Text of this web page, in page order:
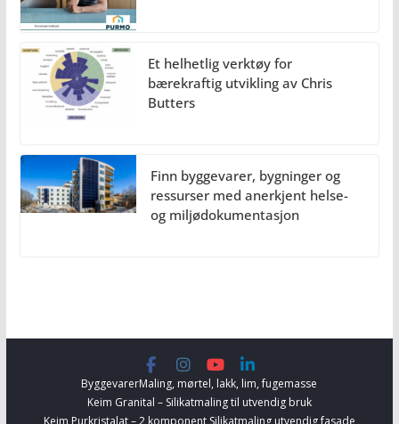
Et helhetlig verktøy for
bærekraftig utvikling av Chris
Butters
Finn byggevarer, bygninger og
ressurser med anerkjent helse-
og miljødokumentasjon
ByggevarerMaling, mørtel, lakk, lim, fugemasse
Keim Granital – Silikatmaling til utvendig bruk
Keim Purkristalat – 2 komponent Silikatmaling utvendig fasade